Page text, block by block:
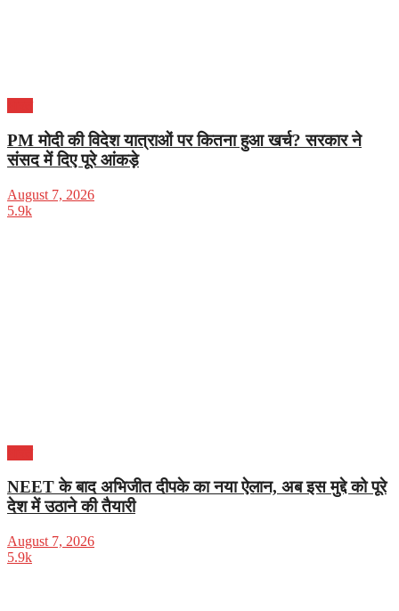
PM मोदी की विदेश यात्राओं पर कितना हुआ खर्च? सरकार ने
संसद में दिए पूरे आंकड़े
August 7, 2026
5.9k
NEET के बाद अभिजीत दीपके का नया ऐलान, अब इस मुद्दे को पूरे
देश में उठाने की तैयारी
August 7, 2026
5.9k